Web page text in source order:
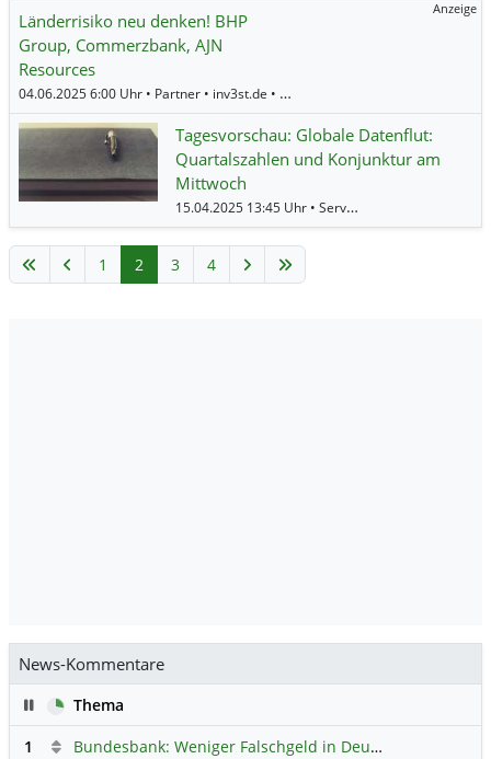
Länderrisiko neu denken! BHP
Group, Commerzbank, AJN
Resources
04.06.2025 6:00 Uhr • Partner • inv3st.de •
Commerzbank
Anzeige
Tagesvorschau: Globale Datenflut:
Quartalszahlen und Konjunktur am
Mittwoch
15.04.2025 13:45 Uhr • Service • BörsenNEWS.de •
1 2 3 4
News-Kommentare
PauseThema
1
Bundesbank: Weniger Falschgeld in Deutschland